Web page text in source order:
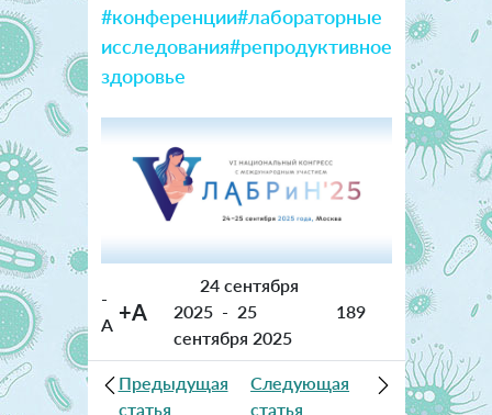
#конференции#лабораторные
исследования#репродуктивное
здоровье
-
A +A
24 сентября
2025 - 25
сентября 2025
189
Предыдущая
статья
Следующая
статья